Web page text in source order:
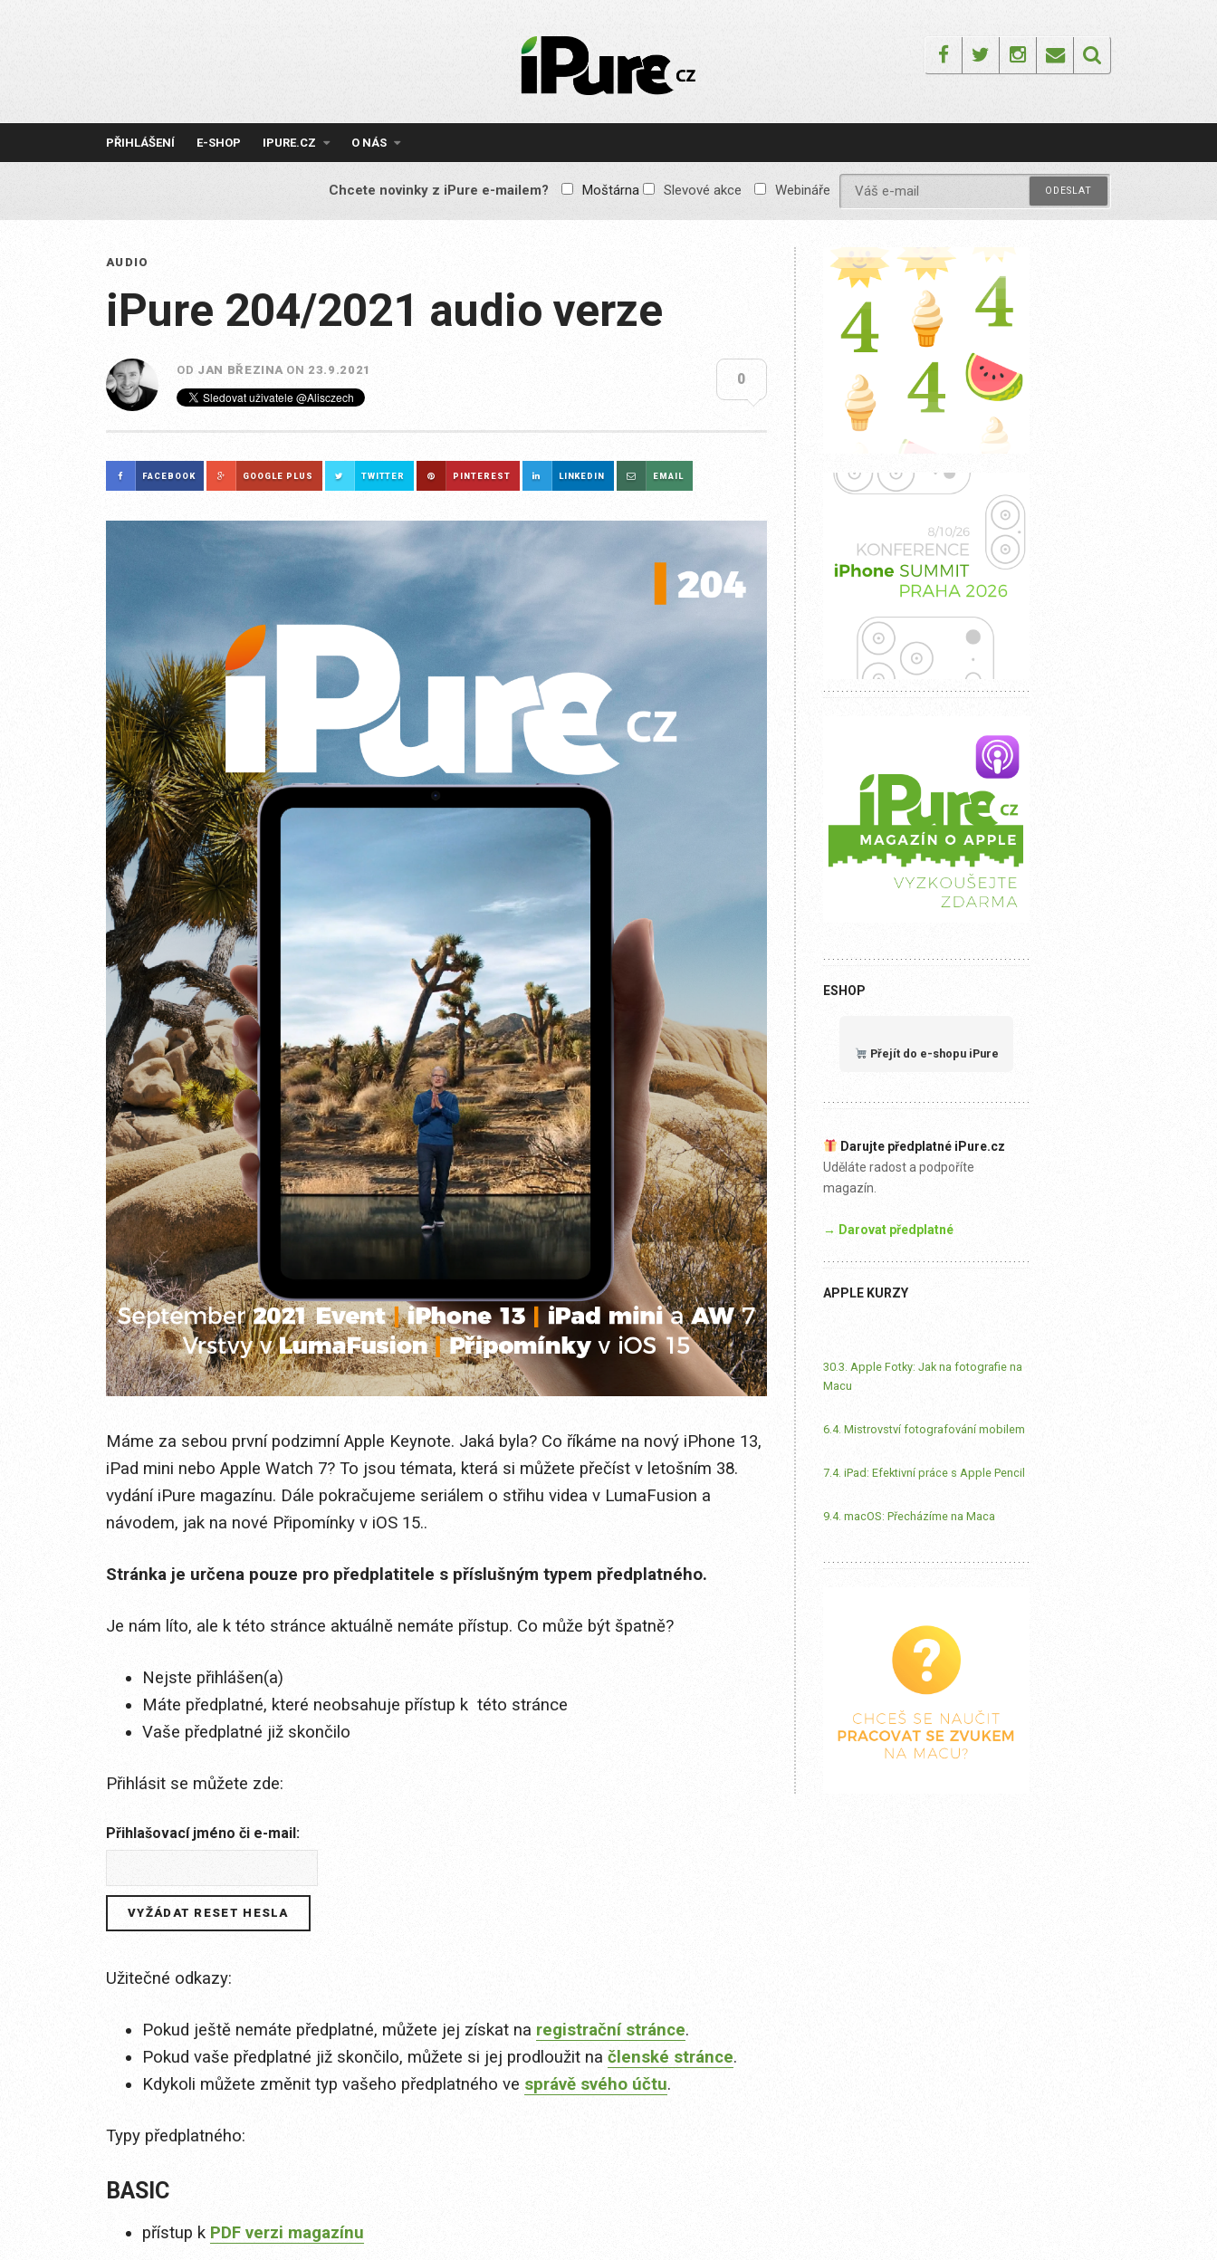
IPURE.CZ
Prémiový Apple e-
reklamy, žádné
obsah pro všechny
FacebookTwitterInstagram
Email
PŘIHLÁŠENÍ E-SHOP IPURE.CZ O NÁS
Chcete novinky z iPure e-mailem? Moštárna Slevové akce Webináře
AUDIO
iPure 204/2021 audio verze
OD JAN BŘEZINA ON 23.9.2021
0
FACEBOOK GOOGLE PLUS TWITTER PINTEREST LINKEDIN EMAIL
Máme za sebou první podzimní Apple Keynote. Jaká byla? Co říkáme na nový iPhone 13,
iPad mini nebo Apple Watch 7? To jsou témata, která si můžete přečíst v letošním 38.
vydání iPure magazínu. Dále pokračujeme seriálem o střihu videa v LumaFusion a
návodem, jak na nové Připomínky v iOS 15..
Stránka je určena pouze pro předplatitele s příslušným typem předplatného.
Je nám líto, ale k této stránce aktuálně nemáte přístup. Co může být špatně?
Nejste přihlášen(a)
Máte předplatné, které neobsahuje přístup k této stránce
Vaše předplatné již skončilo
Přihlásit se můžete zde:
Přihlašovací jméno či e-mail:
Užitečné odkazy:
Pokud ještě nemáte předplatné, můžete jej získat na registrační stránce.
Pokud vaše předplatné již skončilo, můžete si jej prodloužit na členské stránce.
Kdykoli můžete změnit typ vašeho předplatného ve správě svého účtu.
Typy předplatného:
BASIC
přístup k PDF verzi magazínu
ESHOP
Přejít do e-shopu iPure
Darujte předplatné iPure.cz
Uděláte radost a podpoříte
magazín.
→ Darovat předplatné
APPLE KURZY
30.3. Apple Fotky: Jak na fotografie na
Macu
6.4. Mistrovství fotografování mobilem
7.4. iPad: Efektivní práce s Apple Pencil
9.4. macOS: Přecházíme na Maca